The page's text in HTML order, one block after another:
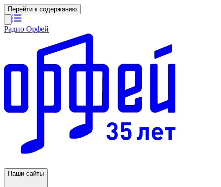
Перейти к содержанию
Радио Орфей
Наши сайты